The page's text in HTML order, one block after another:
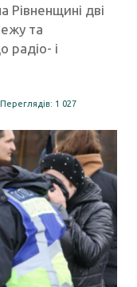
Рівненщині дві
та
радіо- і
Переглядів: 1 027